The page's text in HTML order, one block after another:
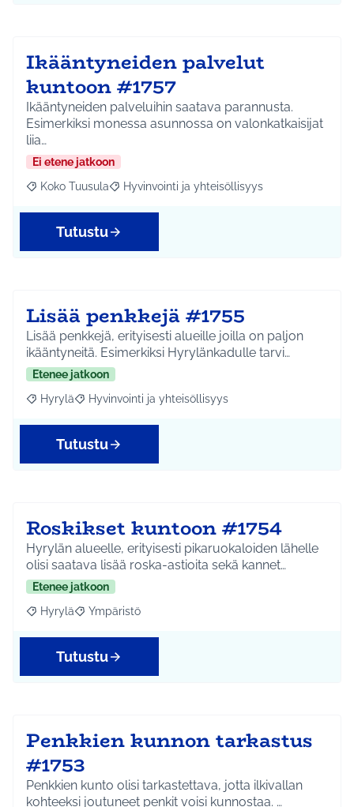
Ikääntyneiden palvelut
kuntoon #1757
Ikääntyneiden palveluihin saatava parannusta.
Esimerkiksi monessa asunnossa on valonkatkaisijat
liia…
Ei etene jatkoon
Rajaa tulokset aihepiirin mukaan: Koko Tuusula
Koko Tuusula Rajaa tulokset teeman mukaan: Hyvinvointi ja
Hyvinvointi ja yhteisöllisyys
Tutustu
Lisää penkkejä #1755
Lisää penkkejä, erityisesti alueille joilla on paljon
ikääntyneitä. Esimerkiksi Hyrylänkadulle tarvi…
Etenee jatkoon
Rajaa tulokset aihepiirin mukaan: Hyrylä
Hyrylä Rajaa tulokset teeman mukaan: Hyvinvointi ja
Hyvinvointi ja yhteisöllisyys
Tutustu
Roskikset kuntoon #1754
Hyrylän alueelle, erityisesti pikaruokaloiden lähelle
olisi saatava lisää roska-astioita sekä kannet…
Etenee jatkoon
Rajaa tulokset aihepiirin mukaan: Hyrylä
Hyrylä Rajaa tulokset teeman mukaan: Ympäristö
Ympäristö
Tutustu
Penkkien kunnon tarkastus
#1753
Penkkien kunto olisi tarkastettava, jotta ilkivallan
kohteeksi joutuneet penkit voisi kunnostaa. …